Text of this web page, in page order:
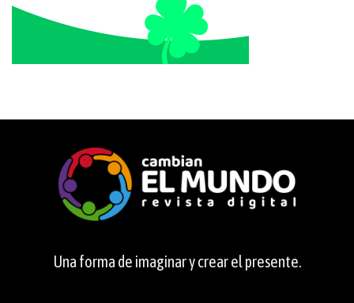
Una forma de imaginar y crear el presente.